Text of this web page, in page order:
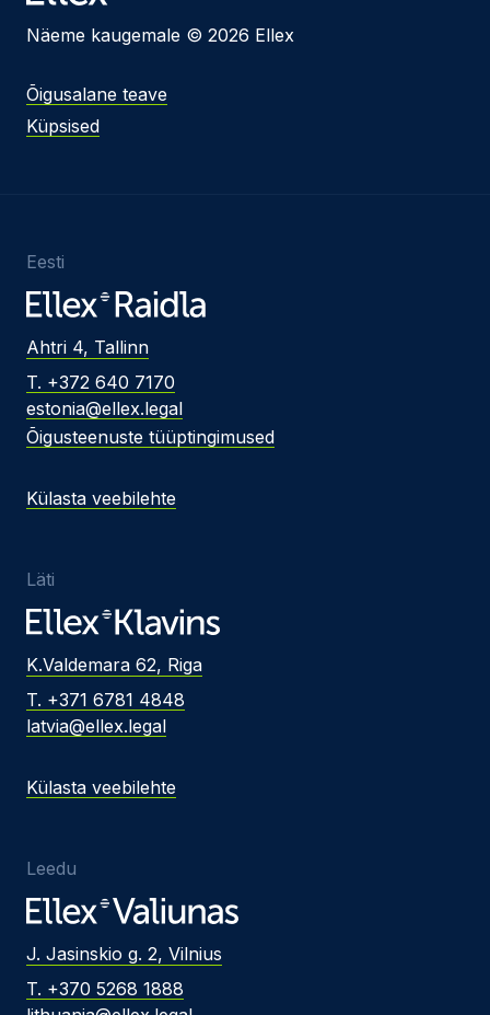
Näeme kaugemale © 2026 Ellex
Õigusalane teave
Küpsised
Eesti
Ahtri 4, Tallinn
T. +372 640 7170
estonia@ellex.legal
Õigusteenuste tüüptingimused
Külasta veebilehte
Läti
K.Valdemara 62, Riga
T. +371 6781 4848
latvia@ellex.legal
Külasta veebilehte
Leedu
J. Jasinskio g. 2, Vilnius
T. +370 5268 1888